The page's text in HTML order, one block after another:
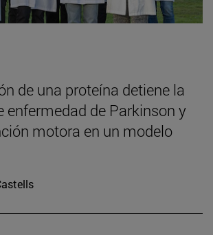
de una proteína detiene la
enfermedad de Parkinson y
motora en un modelo